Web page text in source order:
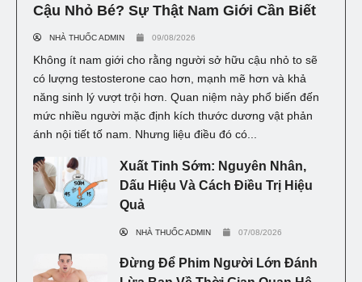
Cậu Nhỏ Bé? Sự Thật Nam Giới Cần Biết
NHÀ THUỐC ADMIN 09/08/2026
Không ít nam giới cho rằng người sở hữu cậu nhỏ to sẽ
có lượng testosterone cao hơn, mạnh mẽ hơn và khả
năng sinh lý vượt trội hơn. Quan niệm này phổ biến đến
mức nhiều người mặc định kích thước dương vật phản
ánh nội tiết tố nam. Nhưng liệu điều đó có...
Xuất Tinh Sớm: Nguyên Nhân,
Dấu Hiệu Và Cách Điều Trị Hiệu
Quả
NHÀ THUỐC ADMIN 07/08/2026
Đừng Để Phim Người Lớn Đánh